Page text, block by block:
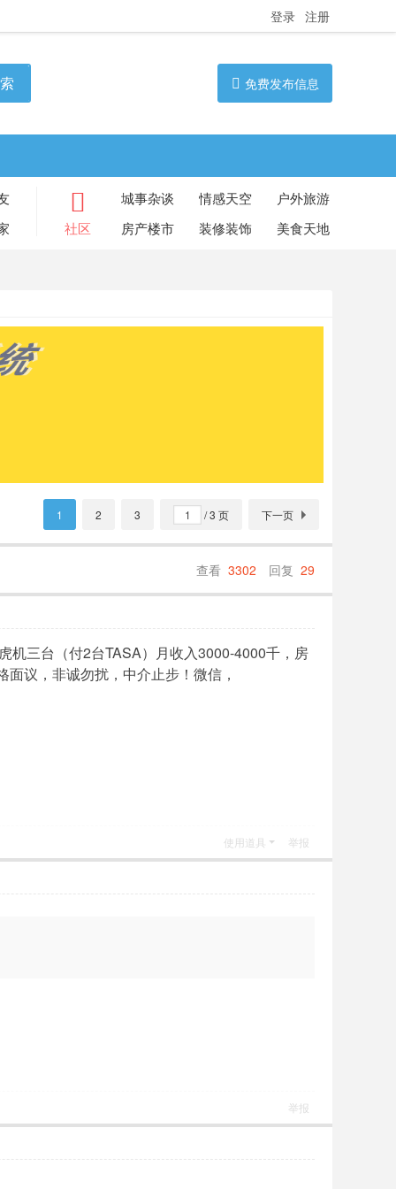
登录 注册
免费发布信息
社区
城事杂谈 情感天空
户外旅游
房产楼市
装修装饰 美食天地
1 2 3 / 3 页 下一页
查看 3302 回复 29
机三台（付2台TASA）月收入3000-4000千，房
议，非诚勿扰，中介止步！微信，
使用道具 举报
举报